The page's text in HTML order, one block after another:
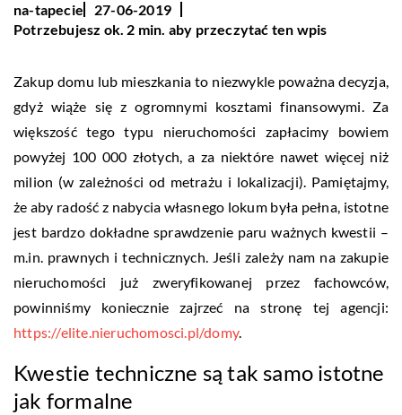
na-tapecie
27-06-2019
Potrzebujesz ok. 2 min. aby przeczytać ten wpis
Zakup domu lub mieszkania to niezwykle poważna decyzja,
gdyż wiąże się z ogromnymi kosztami finansowymi. Za
większość tego typu nieruchomości zapłacimy bowiem
powyżej 100 000 złotych, a za niektóre nawet więcej niż
milion (w zależności od metrażu i lokalizacji). Pamiętajmy,
że aby radość z nabycia własnego lokum była pełna, istotne
jest bardzo dokładne sprawdzenie paru ważnych kwestii –
m.in. prawnych i technicznych. Jeśli zależy nam na zakupie
nieruchomości już zweryfikowanej przez fachowców,
powinniśmy koniecznie zajrzeć na stronę tej agencji:
https://elite.nieruchomosci.pl/domy.
Kwestie techniczne są tak samo istotne
jak formalne